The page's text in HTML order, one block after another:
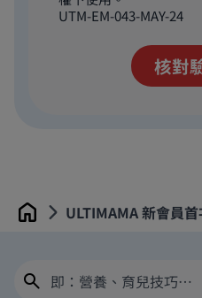
UTM-EM-043-MAY-24
Home ULTIMAMA 新會員